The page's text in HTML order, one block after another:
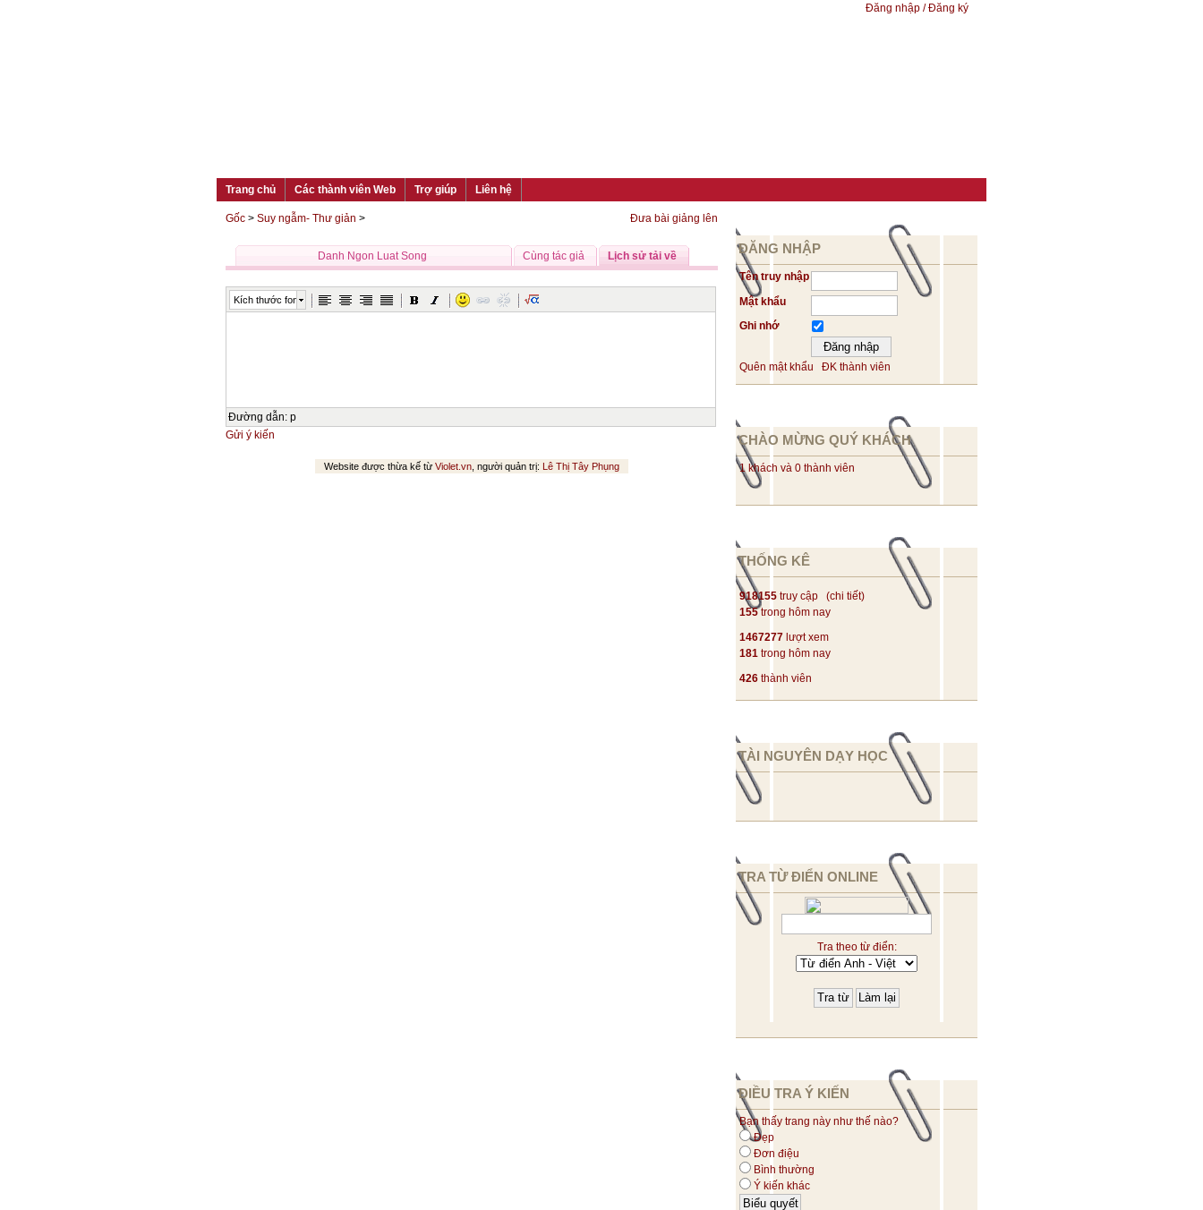
Đăng nhập / Đăng ký
Trang chủ Các thành viên Web Trợ giúp Liên hệ
ĐĂNG NHẬP
Tên truy nhập
Mật khẩu
Ghi nhớ
Quên mật khẩu ĐK thành viên
CHÀO MỪNG QUÝ KHÁCH
1 khách và 0 thành viên
THỐNG KÊ
918155 truy cập (chi tiết)
155trong hôm nay
1467277 lượt xem
181 trong hôm nay
426 thành viên
TÀI NGUYÊN DẠY HỌC
TRA TỪ ĐIỂN ONLINE
Tra theo từ điển:
ĐIỀU TRA Ý KIẾN
Bạn thấy trang này như thế nào?
Đẹp
Đơn điệu
Bình thường
Ý kiến khác
Đưa bài giảng lên
Gốc > Suy ngẫm- Thư giản >
Danh Ngon Luat Song Cùng tác giả Lịch sử tải về
Kích thước font
Đường dẫn: p
Gửi ý kiến
Website được thừa kế từ Violet.vn , người quản trị: Lê Thị Tây Phụng